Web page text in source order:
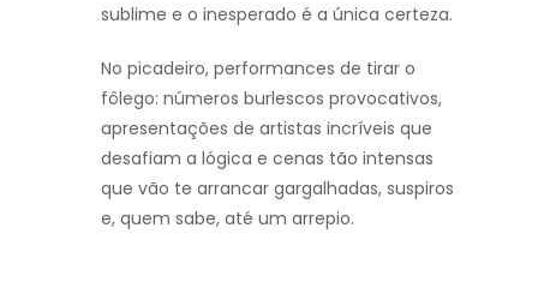
sublime e o inesperado é a única certeza.
No picadeiro, performances de tirar o
fôlego: números burlescos provocativos,
apresentações de artistas incríveis que
desafiam a lógica e cenas tão intensas
que vão te arrancar gargalhadas, suspiros
e, quem sabe, até um arrepio.